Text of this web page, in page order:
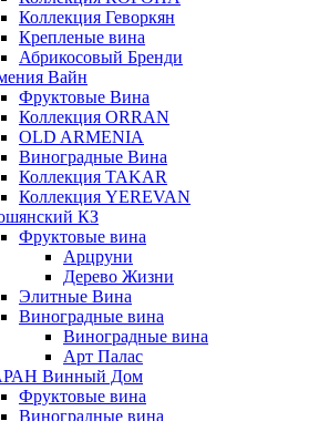
Коллекция Геворкян
Крепленые вина
Абрикосовый Бренди
Вайн
Фруктовые Вина
Коллекция ORRAN
OLD ARMENIA
Виноградные Вина
Коллекция TAKAR
Коллекция YEREVAN
КЗ
Фруктовые вина
Арцруни
Дерево Жизни
Элитные Вина
Виноградные вина
Виноградные вина
Арт Палас
Винный Дом
Фруктовые вина
Виноградные вина